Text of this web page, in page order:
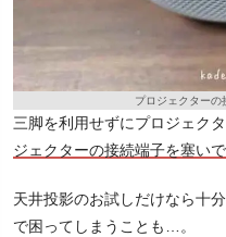
プロジェクターの
三脚を利用せずにプロジェクタ
ジェクターの接続端子を塞いで
天井投影のお試しだけなら十
で困ってしまうことも…。